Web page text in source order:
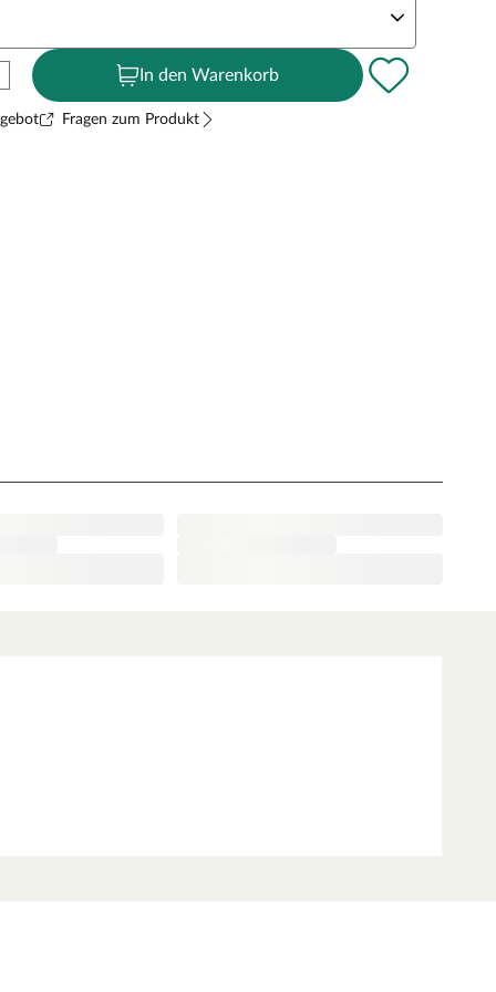
In den Warenkorb
Fragen zum Produkt